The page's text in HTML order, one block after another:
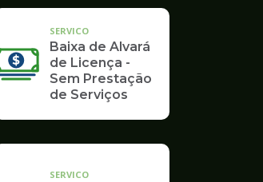
SERVICO
Baixa de Alvará
de Licença -
Sem Prestação
de Serviços
SERVICO